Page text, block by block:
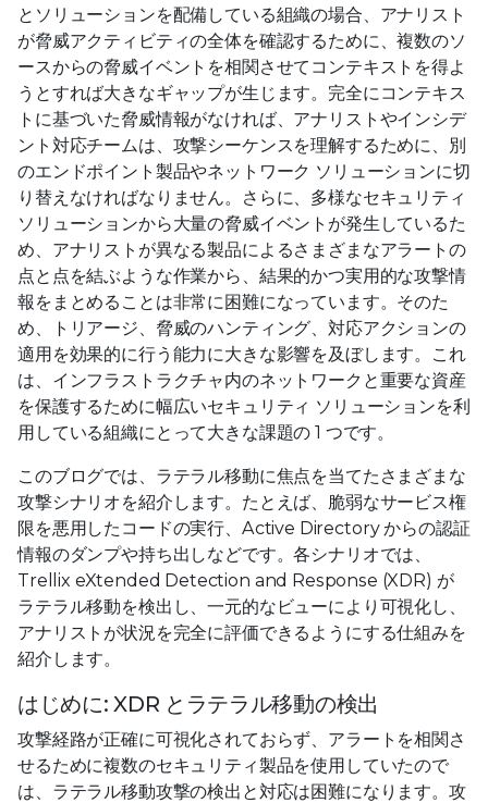
とソリューションを配備している組織の場合、アナリスト
が脅威アクティビティの全体を確認するために、複数のソ
ースからの脅威イベントを相関させてコンテキストを得よ
うとすれば大きなギャップが生じます。完全にコンテキス
トに基づいた脅威情報がなければ、アナリストやインシデ
ント対応チームは、攻撃シーケンスを理解するために、別
のエンドポイント製品やネットワーク ソリューションに切
り替えなければなりません。さらに、多様なセキュリティ
ソリューションから大量の脅威イベントが発生しているた
め、アナリストが異なる製品によるさまざまなアラートの
点と点を結ぶような作業から、結果的かつ実用的な攻撃情
報をまとめることは非常に困難になっています。そのた
め、トリアージ、脅威のハンティング、対応アクションの
適用を効果的に行う能力に大きな影響を及ぼします。これ
は、インフラストラクチャ内のネットワークと重要な資産
を保護するために幅広いセキュリティ ソリューションを利
用している組織にとって大きな課題の 1 つです。
このブログでは、ラテラル移動に焦点を当てたさまざまな
攻撃シナリオを紹介します。たとえば、脆弱なサービス権
限を悪用したコードの実行、Active Directory からの認証
情報のダンプや持ち出しなどです。各シナリオでは、
Trellix eXtended Detection and Response (XDR) が
ラテラル移動を検出し、一元的なビューにより可視化し、
アナリストが状況を完全に評価できるようにする仕組みを
紹介します。
はじめに: XDR とラテラル移動の検出
攻撃経路が正確に可視化されておらず、アラートを相関さ
せるために複数のセキュリティ製品を使用していたので
は、ラテラル移動攻撃の検出と対応は困難になります。攻